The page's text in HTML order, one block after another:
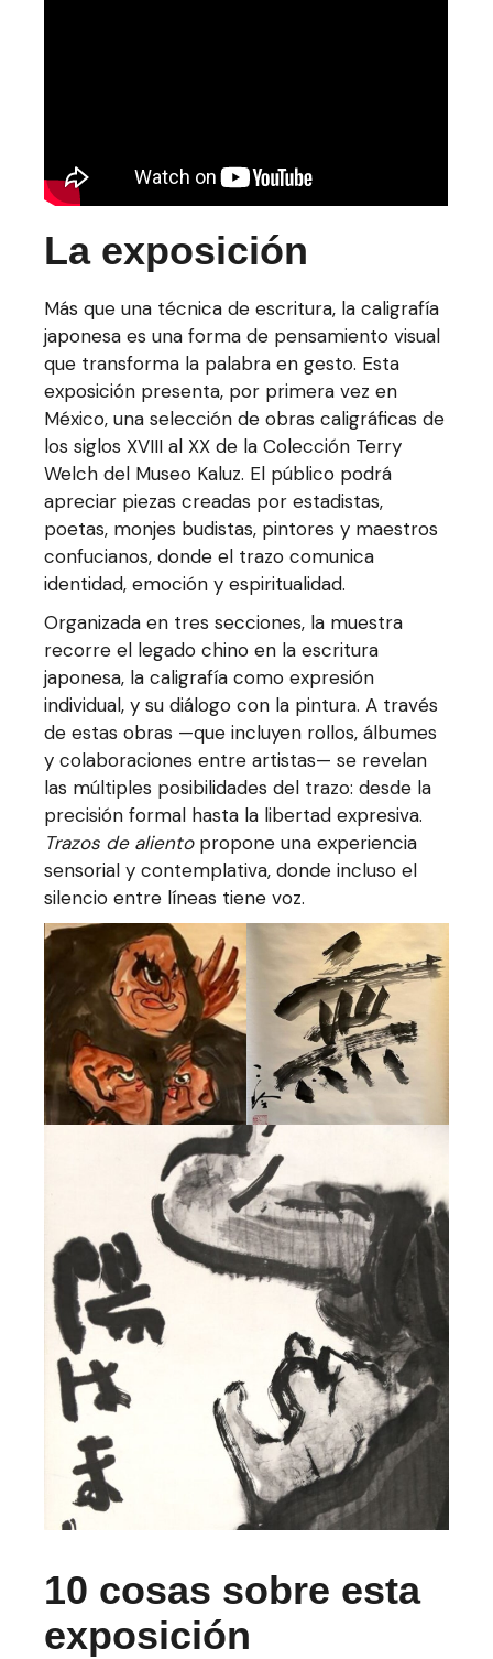
La exposición
Más que una técnica de escritura, la caligrafía
japonesa es una forma de pensamiento visual
que transforma la palabra en gesto. Esta
exposición presenta, por primera vez en
México, una selección de obras caligráficas de
los siglos XVIII al XX de la Colección Terry
Welch del Museo Kaluz. El público podrá
apreciar piezas creadas por estadistas,
poetas, monjes budistas, pintores y maestros
confucianos, donde el trazo comunica
identidad, emoción y espiritualidad.
Organizada en tres secciones, la muestra
recorre el legado chino en la escritura
japonesa, la caligrafía como expresión
individual, y su diálogo con la pintura. A través
de estas obras —que incluyen rollos, álbumes
y colaboraciones entre artistas— se revelan
las múltiples posibilidades del trazo: desde la
precisión formal hasta la libertad expresiva.
Trazos de alientopropone una experiencia
sensorial y contemplativa, donde incluso el
silencio entre líneas tiene voz.
10 cosas sobre esta
exposición